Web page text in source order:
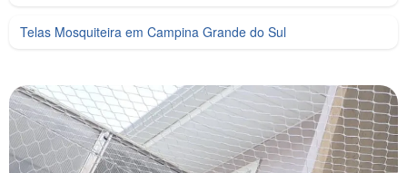
Telas Mosquiteira em Campina Grande do Sul